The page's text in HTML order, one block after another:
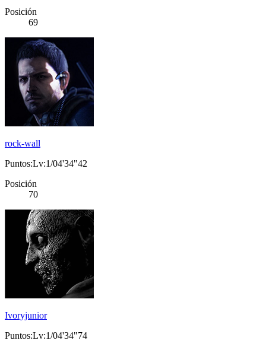
Posición
69
rock-wall
Puntos:Lv:1/04'34"42
Posición
70
Ivoryjunior
Puntos:Lv:1/04'34"74